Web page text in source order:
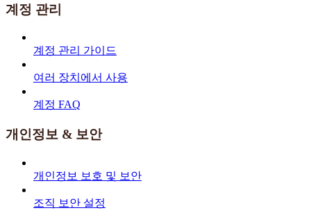
계정 관리
계정 관리 가이드
여러 장치에서 사용
계정 FAQ
개인정보 & 보안
개인정보 보호 및 보안
조직 보안 설정